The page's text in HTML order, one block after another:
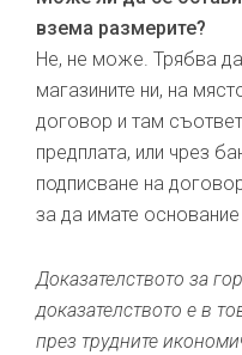
взема размерите?
Не, не може. Трябва
магазините ни, на
договор и там
предплата, или чрез
подписване на
за да имате
Доказателството за
доказателството е в
през трудните